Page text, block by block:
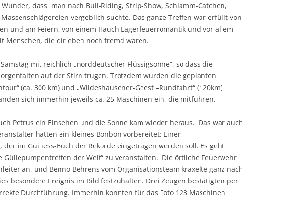
dass man nach Bull-Riding, Strip-Show, Schlamm-Catchen,
vergeblich suchte. Das ganze Treffen war erfüllt von
und am Feiern, von einem Hauch Lagerfeuerromantik und vor allem
Menschen, die dir eben noch fremd waren.
mit reichlich „norddeutscher Flüssigsonne“, so dass die
auf der Stirn trugen. Trotzdem wurden die geplanten
(ca. 300 km) und „Wildeshausener-Geest –Rundfahrt“ (120km)
sich immerhin jeweils ca. 25 Maschinen ein, die mitfuhren.
Petrus ein Einsehen und die Sonne kam wieder heraus. Das war auch
hatten ein kleines Bonbon vorbereitet: Einen
der im Guiness-Buch der Rekorde eingetragen werden soll. Es geht
Güllepumpentreffen der Welt“ zu veranstalten. Die örtliche Feuerwehr
an, und Benno Behrens vom Organisationsteam kraxelte ganz nach
besondere Ereignis im Bild festzuhalten. Drei Zeugen bestätigten per
Durchführung. Immerhin konnten für das Foto 123 Maschinen